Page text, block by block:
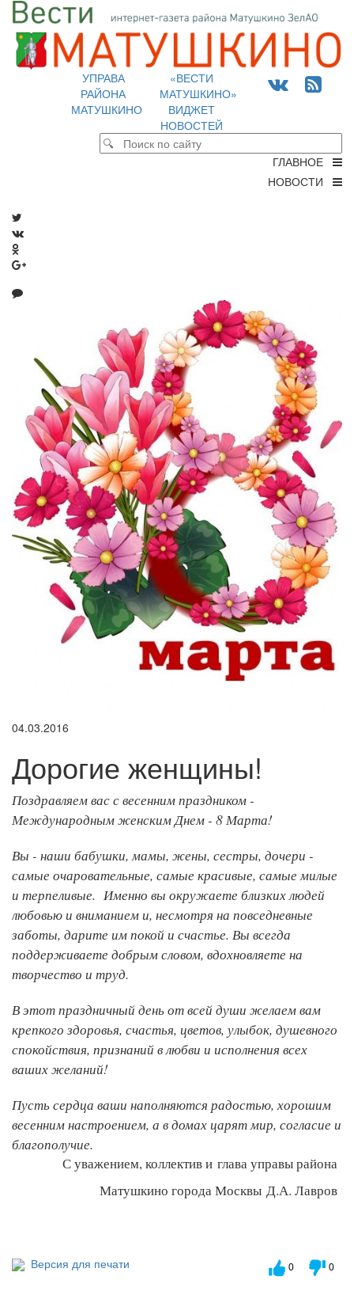
УПРАВА
РАЙОНА
МАТУШКИНО
«ВЕСТИ
МАТУШКИНО»
ВИДЖЕТ
НОВОСТЕЙ
ГЛАВНОЕ
НОВОСТИ
04.03.2016
Дорогие женщины!
Поздравляем вас с весенним праздником -
Международным женским Днем - 8 Марта!
Вы - наши бабушки, мамы, жены, сестры, дочери -
самые очаровательные, самые красивые, самые милые
и терпеливые. Именно вы окружаете близких людей
любовью и вниманием и, несмотря на повседневные
заботы, дарите им покой и счастье. Вы всегда
поддерживаете добрым словом, вдохновляете на
творчество и труд.
В этот праздничный день от всей души желаем вам
крепкого здоровья, счастья, цветов, улыбок, душевного
спокойствия, признаний в любви и исполнения всех
ваших желаний!
Пусть сердца ваши наполняются радостью, хорошим
весенним настроением, а в домах царят мир, согласие и
благополучие.
С уважением, коллектив и глава управы района
Матушкино города Москвы Д.А. Лавров
Версия для печати 0 0